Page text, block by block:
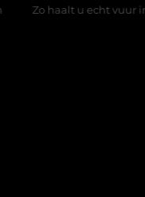
echt vuur in huis zonder